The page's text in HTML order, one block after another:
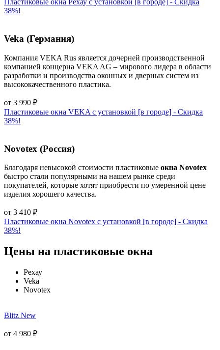
Пластиковые окна Рехау с установкой [в городе] - Cкидка
38%!
Veka (Германия)
Компания VEKA Rus является дочерней производственной
компанией концерна VEKA AG – мирового лидера в области
разработки и производства оконных и дверных систем из
высококачественного пластика.
от 3 990 ₽
Пластиковые окна VEKA с установкой [в городе] - Cкидка
38%!
Novotex (Россия)
Благодаря невысокой стоимости пластиковые окна Novotex
быстро стали популярными на нашем рынке среди
покупателей, которые хотят приобрести по умеренной цене
изделия хорошего качества.
от 3 410 ₽
Пластиковые окна Novotex с установкой [в городе] - Cкидка
38%!
Цены на пластиковые окна
Рехау
Veka
Novotex
Blitz New
от 4 980 ₽